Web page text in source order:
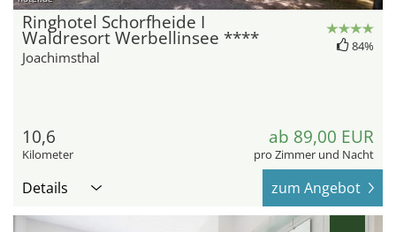
Ringhotel Schorfheide I
Waldresort Werbellinsee ****
Joachimsthal
84%
10,6
Kilometer
ab 89,00 EUR
pro Zimmer und Nacht
Details zum Angebot